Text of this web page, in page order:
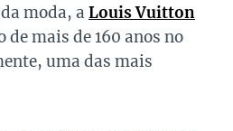
moda, a Louis Vuitton
mais de 160 anos no
uma das mais